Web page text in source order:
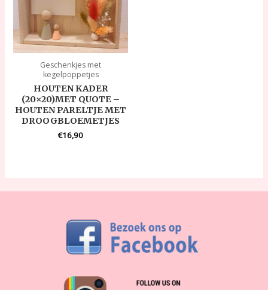
Geschenkjes met
kegelpoppetjes
HOUTEN KADER
(20×20)MET QUOTE –
HOUTEN PARELTJE MET
DROOGBLOEMETJES
€16,90